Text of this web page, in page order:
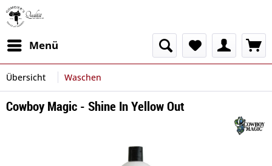
Menü
Übersicht Waschen
Cowboy Magic - Shine In Yellow Out